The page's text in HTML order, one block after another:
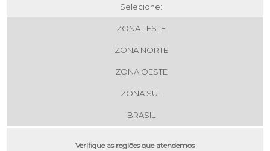
Selecione:
ZONA LESTE
ZONA NORTE
ZONA OESTE
ZONA SUL
BRASIL
Verifique as regiões que atendemos